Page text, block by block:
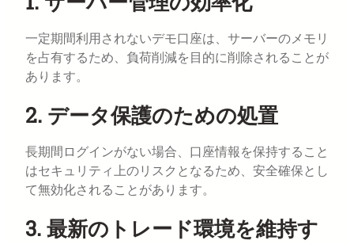
一定期間利用されないデモ口座は、サーバーのメモリ
を占有するため、負荷削減を目的に削除されることが
あります。
2. データ保護のための処置
長期間ログインがない場合、口座情報を保持すること
はセキュリティ上のリスクとなるため、安全確保とし
て無効化されることがあります。
3. 最新のトレード環境を維持す